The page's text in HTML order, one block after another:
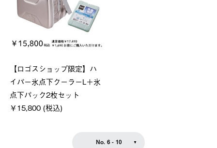
【ロゴスショップ限定】ハ
イパー氷点下クーラーL＋氷
点下パック2枚セット
￥15,800 (税込)
No. 6 - 10